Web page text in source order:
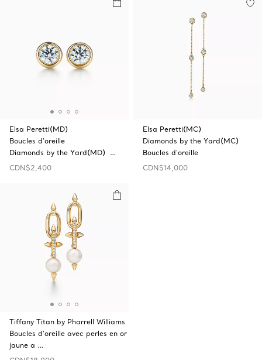
Elsa Peretti(MD)
Boucles d’oreille
Diamonds by the Yard(MD) …
CDN$2,400
Elsa Peretti(MC)
Diamonds by the Yard(MC)
Boucles d'oreille
CDN$14,000
Tiffany Titan by Pharrell Williams
Boucles d’oreille avec perles en or
jaune a …